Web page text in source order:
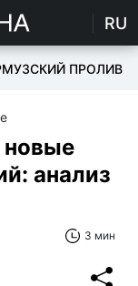
RU
ПРОЛИВ
новые
анализ
3 мин